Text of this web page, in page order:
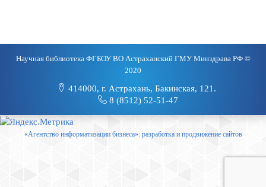
Научная библиотека ФГБОУ ВО Астраханский ГМУ Минздрава РФ ©
2020
414000, г. Астрахань, Бакинская, 121.
8 (8512) 52-51-47
«Агентство информатизации бизнеса»: разработка и продвижение сайтов